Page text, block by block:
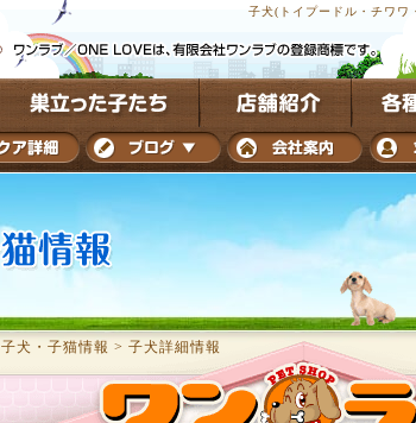
子犬(トイプードル・チワワ
子犬・子猫情報 > 子犬詳細情報